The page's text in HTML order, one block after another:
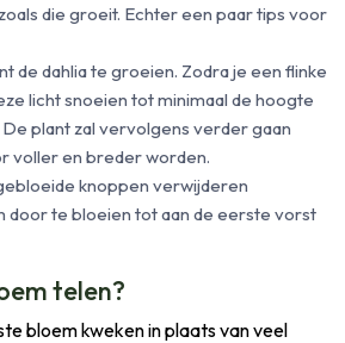
die groeit. Echter een paar tips voor
de dahlia te groeien. Zodra je een flinke
licht snoeien tot minimaal de hoogte
plant zal vervolgens verder gaan
voller en breder worden.
knoppen verwijderen
door te bloeien tot aan de eerste vorst
telen?
bloem kweken in plaats van veel